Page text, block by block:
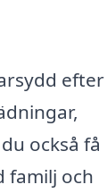
efter
också få
familj och